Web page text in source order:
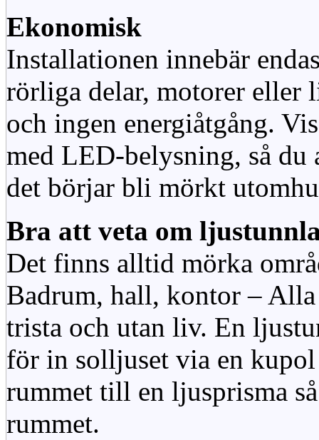
Ekonomisk
Installationen innebär
rörliga delar, motorer eller
och ingen energiåtgång.
med LED-belysning, så
det börjar bli mörkt
Bra att veta om
Det finns alltid mörka
Badrum, hall, kontor – Alla
trista och utan liv. En
för in solljuset via en
rummet till en ljusprisma
rummet.